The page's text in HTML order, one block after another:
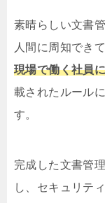
素晴らしい文書
人間に周知でき
現場で働く社員
載されたルール
す。
完成した文書管
し、セキュリテ